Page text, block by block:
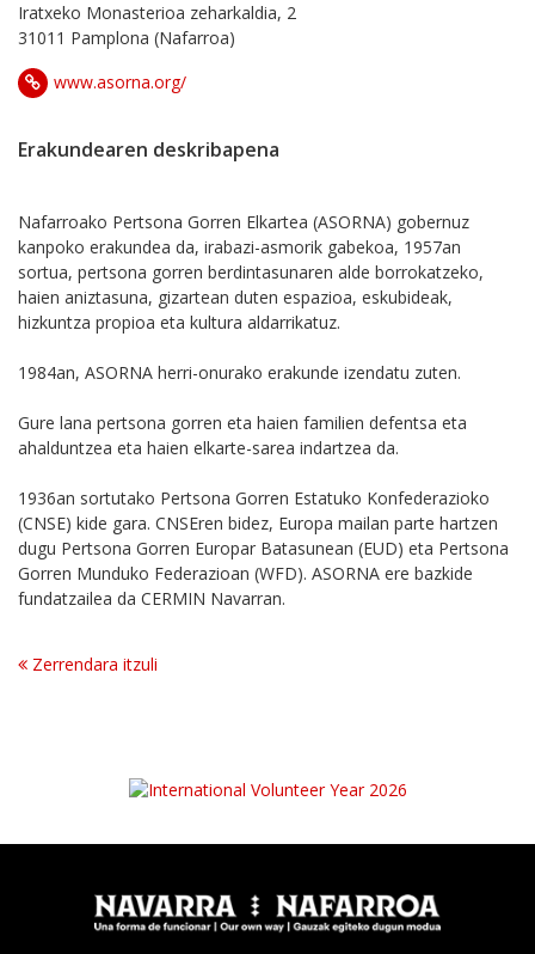
Iratxeko Monasterioa zeharkaldia, 2
31011 Pamplona (Nafarroa)
www.asorna.org/
Erakundearen deskribapena
Nafarroako Pertsona Gorren Elkartea (ASORNA) gobernuz
kanpoko erakundea da, irabazi-asmorik gabekoa, 1957an
sortua, pertsona gorren berdintasunaren alde borrokatzeko,
haien aniztasuna, gizartean duten espazioa, eskubideak,
hizkuntza propioa eta kultura aldarrikatuz.
1984an, ASORNA herri-onurako erakunde izendatu zuten.
Gure lana pertsona gorren eta haien familien defentsa eta
ahalduntzea eta haien elkarte-sarea indartzea da.
1936an sortutako Pertsona Gorren Estatuko Konfederazioko
(CNSE) kide gara. CNSEren bidez, Europa mailan parte hartzen
dugu Pertsona Gorren Europar Batasunean (EUD) eta Pertsona
Gorren Munduko Federazioan (WFD). ASORNA ere bazkide
fundatzailea da CERMIN Navarran.
Zerrendara itzuli